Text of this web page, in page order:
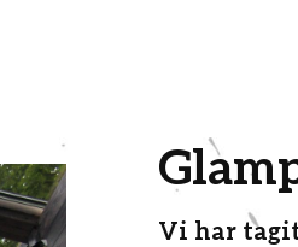
Vi har